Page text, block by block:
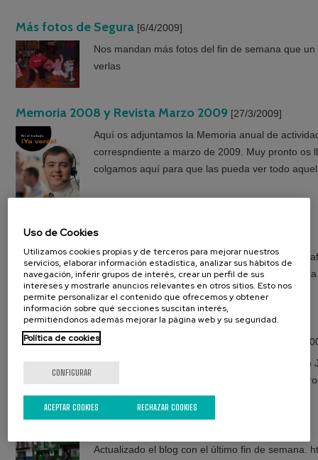
Más fotos de Segura [6/4/2009]
Nos mandan más fotos del fin de semana que
verlas
Memoria 2008 y Revista Marzo 2009 [27/3/2009]
Aquí os adjuntamos la Memoria anual de
correspndiente a marzo de 2009. Muy pronto os
colgamos aquí para que las pueda ver todo
Concurso de Fotografías Trnsfronterizo
Ya están aquí las bases del Concurso de
hace algunas fechas. Atzegi ha colaborado con
animamos a participar.
Respiro Puente de San José: blog actualizado
[26/3/
Tenemos fotos, información... del puente de
Respiro. Redordad la dirección del blog: http://
Actualizado el blog con el último fin de semana.
Uso de Cookies
Utilizamos cookies propias y de terceros para mejorar nuestros
servicios, elaborar información estadística, analizar sus hábitos de
navegación, inferir grupos de interés, crear un perfil de sus
intereses y mostrarle anuncios relevantes en otros sitios. Esto nos
permite personalizar el contenido que ofrecemos y obtener
información sobre qué secciones suscitan interés,
permitiéndonos además mejorar la página web y su seguridad.
Política de cookies
CONFIGURAR
RECHAZAR COOKIES
ACEPTAR COOKIES